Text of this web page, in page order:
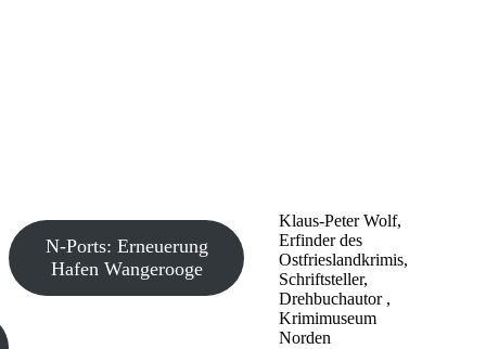
Klaus-Peter Wolf,
Erfinder des
Ostfrieslandkrimis,
Schriftsteller,
Drehbuchautor ,
Krimimuseum
Norden
N-Ports: Erneuerung
Hafen Wangerooge